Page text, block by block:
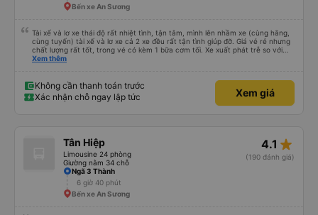
Bến xe An Sương
Tài xế và lơ xe thái độ rất nhiệt tình, tận tâm, mình lên nhầm xe (cùng hãng,
cùng tuyến) tài xế và lơ xe cả 2 xe đều rất tận tình giúp đỡ. Giá vé rẻ nhưng
chất lượng rất tốt, trong vé có kèm 1 bữa cơm tối. Xe xuất phát trễ so với
trên app 45p, nhưng do bão nên trời mưa rất to, có thể thông cảm được.
Xem thêm
Không cần thanh toán trước
Xác nhận chỗ ngay lập tức
Xem giá
Tân Hiệp
Limousine 24 phòng
Giường nằm 34 chỗ
4.1 star_rate
(190 đánh giá)
Ngã 3 Thành
6 giờ 40 phút
Bến xe An Sương